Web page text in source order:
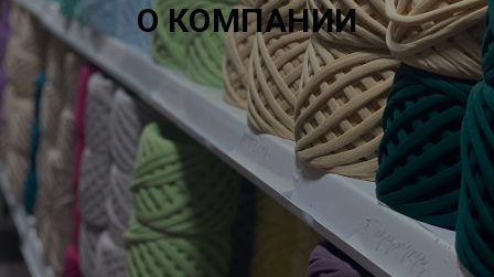
О КОМПАНИИ